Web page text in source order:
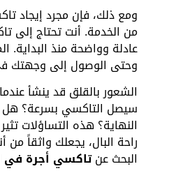
ومع ذلك، فإن مجرد إيجاد
من الخدمة. أنت تحتاج إلى
عادلة وواضحة منذ
وحتى الوصول إلى وجهتك
الشعور بالقلق قد ينشأ
سيصل التاكسي بسرعة؟ هل
النهاية؟ هذه التساؤلات
راحة البال، يجعلك واثقاً
البحث عنتاكسي أجرة في